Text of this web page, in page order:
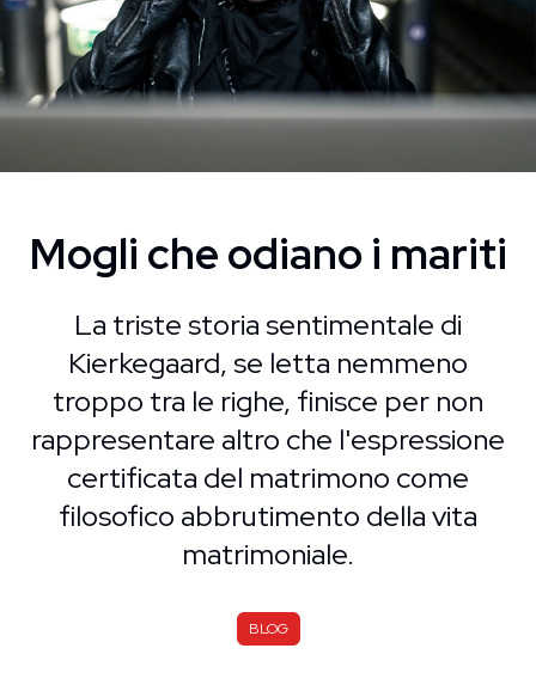
Mogli che odiano i mariti
La triste storia sentimentale di
Kierkegaard, se letta nemmeno
troppo tra le righe, finisce per non
rappresentare altro che l'espressione
certificata del matrimono come
filosofico abbrutimento della vita
matrimoniale.
BLOG